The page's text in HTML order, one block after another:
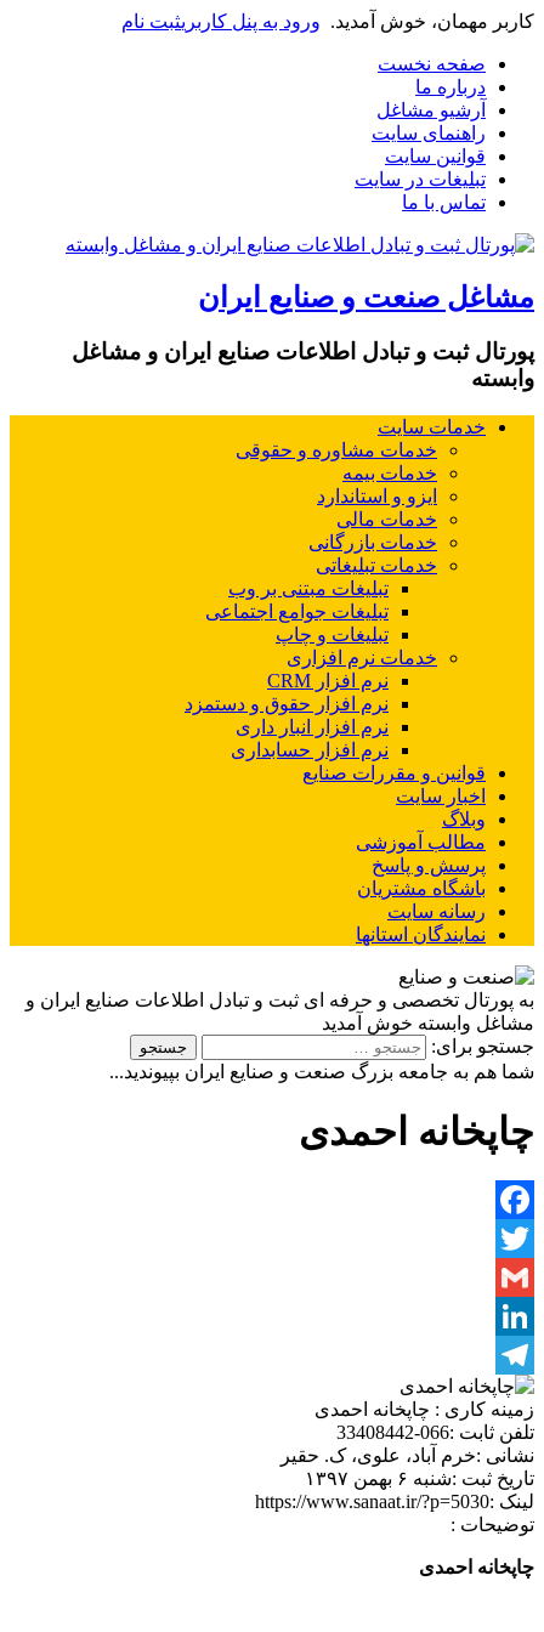
کاربر مهمان، خوش آمدید. ورود به پنل کاربریثبت نام
صفحه نخست
درباره ما
آرشیو مشاغل
راهنمای سایت
قوانین سایت
تبلیغات در سایت
تماس با ما
مشاغل صنعت و صنایع ایران
پورتال ثبت و تبادل اطلاعات صنایع ایران و مشاغل
وابسته
خدمات سایت
خدمات مشاوره و حقوقی
خدمات بیمه
ایزو و استاندارد
خدمات مالی
خدمات بازرگانی
خدمات تبلیغاتی
تبلیغات مبتنی بر وب
تبلیغات جوامع اجتماعی
تبلیغات و چاپ
خدمات نرم افزاری
نرم افزار CRM
نرم افزار حقوق و دستمزد
نرم افزار انبار داری
نرم افزار حسابداری
قوانین و مقررات صنایع
اخبار سایت
وبلاگ
مطالب آموزشی
پرسش و پاسخ
باشگاه مشتریان
رسانه سایت
نمایندگان استانها
به پورتال تخصصی و حرفه ای ثبت و تبادل اطلاعات صنایع ایران و
مشاغل وابسته خوش آمدید
جستجو برای:
شما هم به جامعه بزرگ صنعت و صنایع ایران بپیوندید...
چاپخانه احمدی
Facebook
Twitter
Gmail
LinkedIn
Telegram
زمینه کاری : چاپخانه احمدی
تلفن ثابت :066-33408442
نشانی :خرم آباد، علوی، ک. حقیر
تاریخ ثبت :شنبه ۶ بهمن ۱۳۹۷
لینک :https://www.sanaat.ir/?p=5030
توضیحات :
چاپخانه احمدی